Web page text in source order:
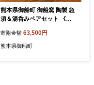
熊本県御船町 御船窯 陶製 急
須＆湯呑みペアセット 《受
に出荷予定》
寄附金額 63,500円
熊本県御船町